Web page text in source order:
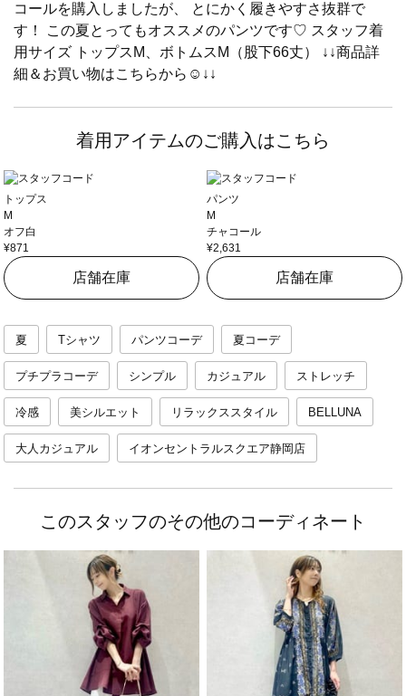
コールを購入しましたが、 とにかく履きやすさ抜群で
す！ この夏とってもオススメのパンツです♡ スタッフ着
用サイズ トップスM、ボトムスM（股下66丈） ↓↓商品詳
細＆お買い物はこちらから☺︎︎↓↓
着用アイテムのご購入はこちら
トップス
M
オフ白
¥871
店舗在庫
パンツ
M
チャコール
¥2,631
店舗在庫
夏 Tシャツ パンツコーデ 夏コーデ
プチプラコーデ シンプル カジュアル ストレッチ
冷感 美シルエット リラックススタイル BELLUNA
大人カジュアル イオンセントラルスクエア静岡店
このスタッフのその他のコーディネート